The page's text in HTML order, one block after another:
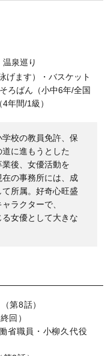
泉巡り
げます）・バスケット
ろばん（小中6年/全国
年間/1級）
校の教員免許、保
に進もうとした
後、女優活動を
の事務所には、成
所属。好奇心旺盛
ラクターで、
女優として大きな
第8話）
回）
省職員・小柳久代役